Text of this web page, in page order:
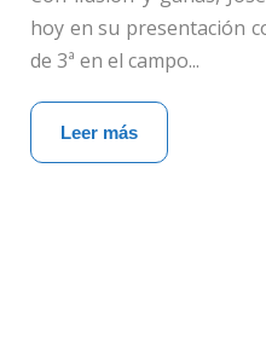
hoy en su presentación
de 3ª en el campo...
Leer más